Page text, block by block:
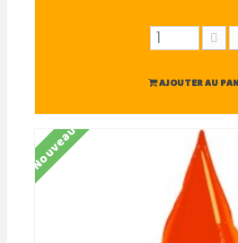
AJOUTER AU
Nouveau